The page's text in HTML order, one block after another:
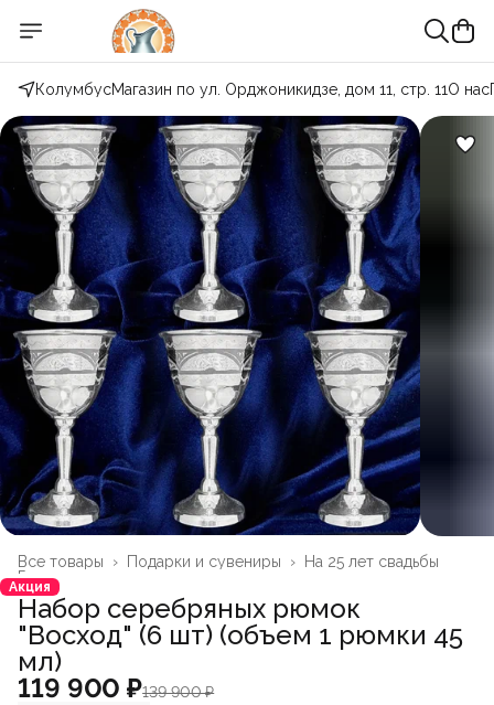
КолумбусМагазин по ул. Орджоникидзе, дом 11, стр. 11О нас
На 25 лет свадьбы
Подарки и сувениры ›
Все товары
›
Главная
Акция
Набор серебряных рюмок
"Восход" (6 шт) (объем 1 рюмки 45
мл)
119 900 ₽139 900 ₽